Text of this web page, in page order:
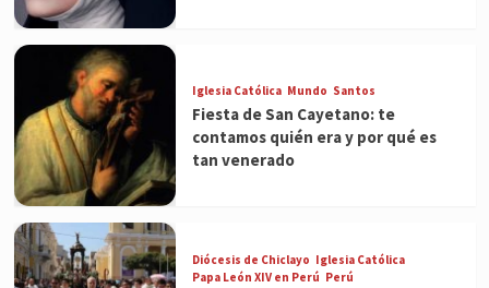
Iglesia Católica Mundo Santos
Fiesta de San Cayetano: te
contamos quién era y por qué es
tan venerado
Diócesis de Chiclayo Iglesia Católica
Papa León XIV en Perú Perú